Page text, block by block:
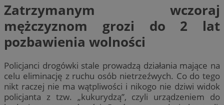
Zatrzymanym wczoraj
mężczyznom grozi do 2 lat
pozbawienia wolności
Policjanci drogówki stale prowadzą działania mające na
celu eliminację z ruchu osób nietrzeźwych. Co do tego
nikt raczej nie ma wątpliwości i nikogo nie dziwi widok
policjanta z tzw. „kukurydzą”, czyli urządzeniem do